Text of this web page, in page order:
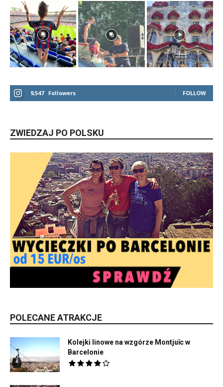
9,547 Followers FOLLOW
ZWIEDZAJ PO POLSKU
POLECANE ATRAKCJE
Kolejki linowe na wzgórze Montjuïc w
Barcelonie